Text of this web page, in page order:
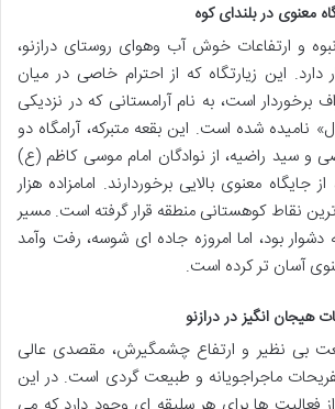
معنوی در بلندای کوه
و ارتفاعات خوش آب وهوای روستای درازنو،
دارد. این زیارتگاه که از احترام خاصی در میان
برخوردار است، به نام آرامستانی که در نزدیکی
نامیده شده است. این بقعه متبرکه، آرامگاه دو
و سید راضیه، از نوادگان امام موسی کاظم (ع)
جایگاه معنوی بالایی برخوردارند. امامزاده هزار
نقاط کوهستانی منطقه قرار گرفته است. مسیر
بود، اما امروزه جاده ای شوسه، رفت وآمد
آسان تر کرده است.
هیجان انگیز در درازنو
بی نظیر و ارتفاع چشمگیرش، مقصدی عالی
ماجراجویانه و طبیعت گردی است. در این